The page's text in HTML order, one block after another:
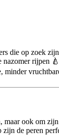
die op zoek
nazomer rijpen
minder
, maar ook om
zijn de peren